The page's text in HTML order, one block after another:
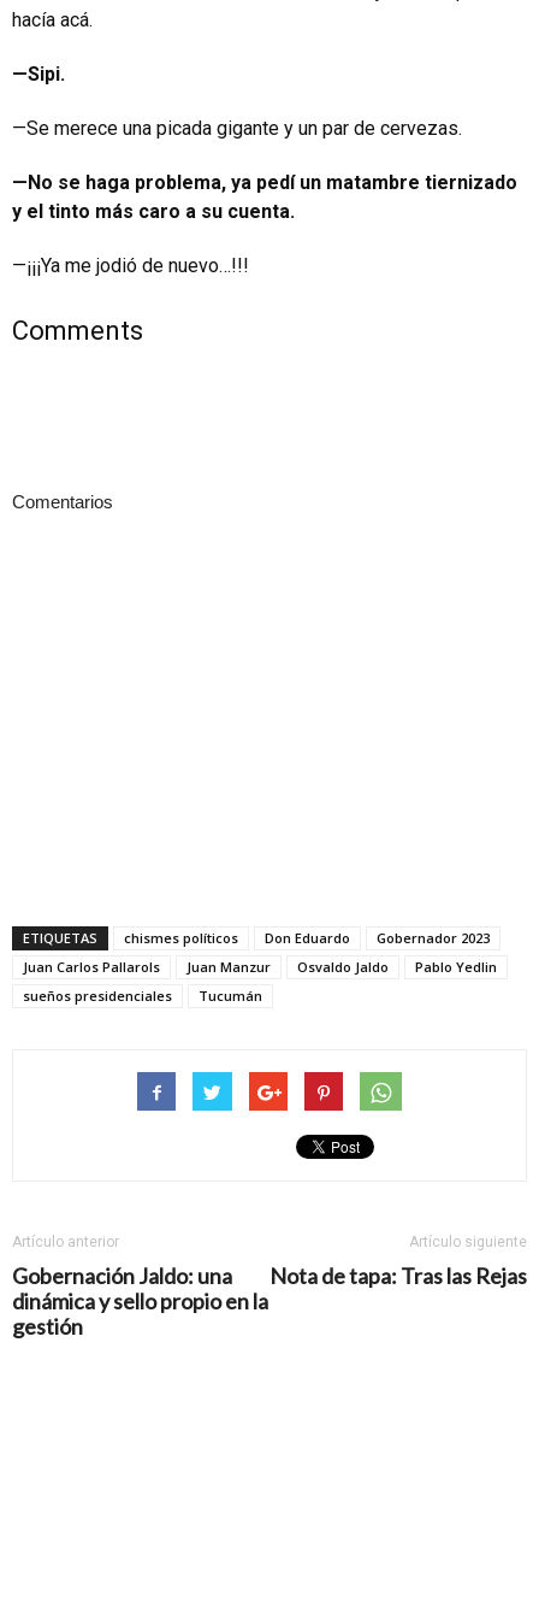
hacía acá.
—Sipi.
—Se merece una picada gigante y un par de cervezas.
—No se haga problema, ya pedí un matambre tiernizado
y el tinto más caro a su cuenta.
—¡¡¡Ya me jodió de nuevo…!!!
Comments
Comentarios
ETIQUETAS chismes políticos Don Eduardo
Gobernador 2023
Juan Carlos Pallarols
Juan Manzur Osvaldo Jaldo
Pablo Yedlin
sueños presidenciales
Tucumán
Artículo anterior
Gobernación Jaldo: una
dinámica y sello propio en la
gestión
Artículo siguiente
Nota de tapa: Tras las Rejas